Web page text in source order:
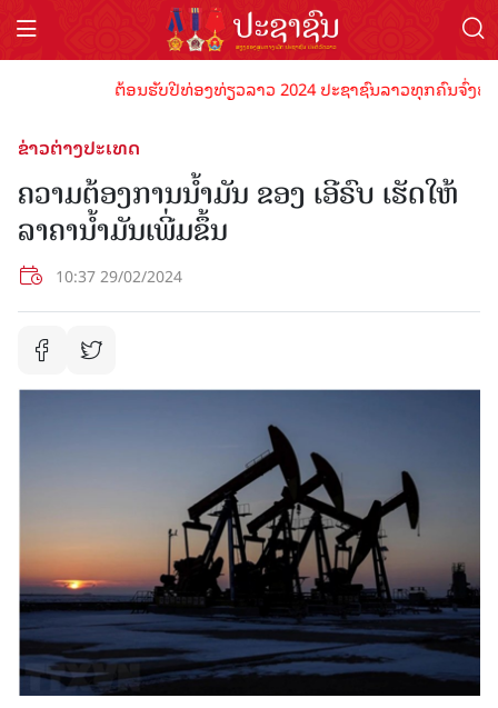
ຕ້ອນຮັບປີທ່ອງທ່ຽວລາວ 2024 ປະຊາຊົນລາວທຸກຄົນຈົ່ງພ້
ຂ່າວຕ່າງປະເທດ
ຄວາມຕ້ອງການນ້ຳມັນ ຂອງ ເອີຣົບ ເຮັດໃຫ້
ລາຄານ້ຳມັນເພີ່ມຂຶ້ນ
10:37 29/02/2024